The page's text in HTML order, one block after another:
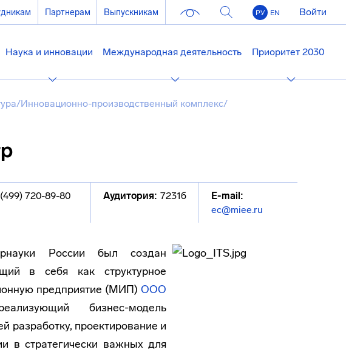
Партнерам Выпускникам РУ EN Войти
Наука и инновации Международная деятельность Приоритет 2030
/Инновационно-производственный комплекс/
(499) 720-89-80
Аудитория: 7231б
E-mail:
ec@miee.ru
России был создан
в себя как структурное
предприятие (МИП) ООО
бизнес-модель
разработку, проектирование и
в стратегически важных для